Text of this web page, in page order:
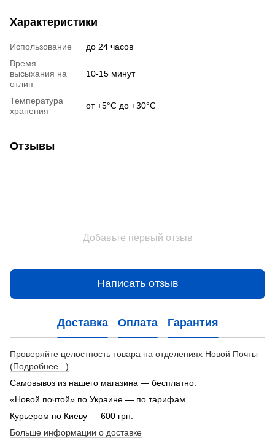
Характеристики
Использование
до 24 часов
Время
высыхания на
отлип
10-15 минут
Температура
хранения
от +5°С до +30°С
Отзывы
Добавьте первый отзыв
Написать отзыв
Доставка Оплата Гарантия
Проверяйте целостность товара на отделениях Новой Почты
(Подробнее...)
Самовывоз из нашего магазина — бесплатно.
«Новой почтой» по Украине — по тарифам.
Курьером по Киеву — 600 грн.
Больше информации о доставке